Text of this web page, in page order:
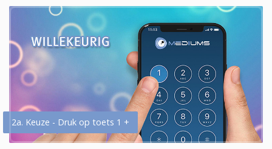
2a. Keuze - Druk op toets 1 +